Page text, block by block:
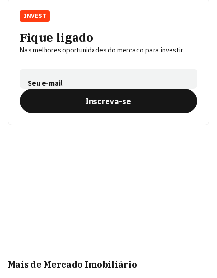
Fique ligado
Nas melhores oportunidades do mercado para investir.
Seu e-mail
Inscreva-se
INVEST
Mais de Mercado Imobiliário